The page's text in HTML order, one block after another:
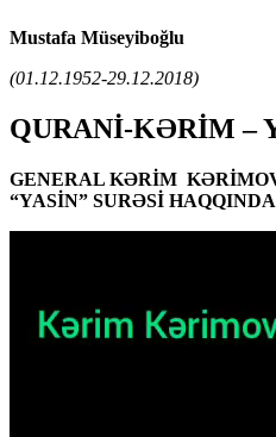
Mustafa Müseyiboğlu
(01.12.1952-29.12.2018)
QURANİ-KƏRİM –
GENERAL KƏRİM
“YASİN” SURƏSİ